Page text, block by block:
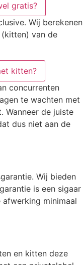
gratis?
Wij berekenen
van de
kitten?
concurrenten
te wachten met
Wanneer de juiste
dus niet aan de
Wij bieden
is een sigaar
minimaal
en kitten deze